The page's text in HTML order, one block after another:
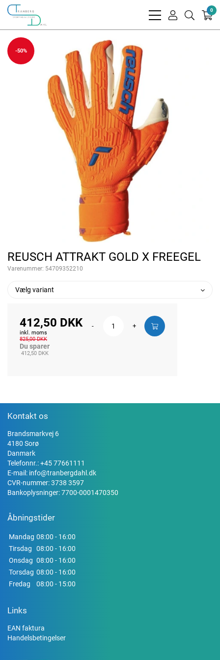
bars
user
search
0
-50%
REUSCH ATTRAKT GOLD X FREEGEL
Varenummer: 54709352210
Vælg variant
412,50 DKK
inkl. moms
825,00 DKK
Du sparer
412,50 DKK
- +
Kontakt os
Brandsmarkvej 6
4180 Sorø
Danmark
Telefonnr.:+45 77661111
E-mail: info@tranbergdahl.dk
CVR-nummer: 3738 3597
Bankoplysninger: 7700-0001470350
Åbningstider
Mandag 08:00 - 16:00
Tirsdag
08:00 - 16:00
Onsdag 08:00 - 16:00
Torsdag 08:00 - 16:00
Fredag
08:00 - 15:00
Links
EAN faktura
Handelsbetingelser